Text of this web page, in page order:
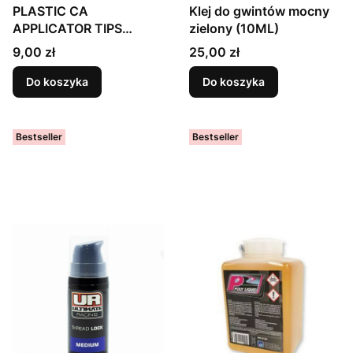
PLASTIC CA
APPLICATOR TIPS
(5pcs)
Cena
9,00 zł
Do koszyka
Klej do gwintów mocny
zielony (10ML)
Cena
25,00 zł
Do koszyka
Bestseller Bestseller